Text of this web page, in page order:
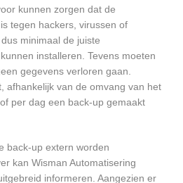
kunnen zorgen dat de
tegen hackers, virussen of
minimaal de juiste
installeren. Tevens moeten
gegevens verloren gaan.
afhankelijk van de omvang van het
per dag een back-up gemaakt
back-up extern worden
kan Wisman Automatisering
informeren. Aangezien er